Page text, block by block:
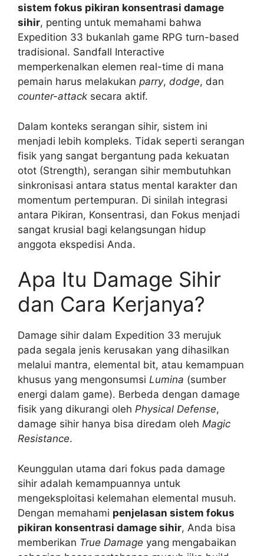
sistem fokus pikiran konsentrasi damage
sihir, penting untuk memahami bahwa
Expedition 33 bukanlah game RPG turn-based
tradisional. Sandfall Interactive
memperkenalkan elemen real-time di mana
pemain harus melakukan parry, dodge, dan
counter-attack secara aktif.
Dalam konteks serangan sihir, sistem ini
menjadi lebih kompleks. Tidak seperti serangan
fisik yang sangat bergantung pada kekuatan
otot (Strength), serangan sihir membutuhkan
sinkronisasi antara status mental karakter dan
momentum pertempuran. Di sinilah integrasi
antara Pikiran, Konsentrasi, dan Fokus menjadi
sangat krusial bagi kelangsungan hidup
anggota ekspedisi Anda.
Apa Itu Damage Sihir
dan Cara Kerjanya?
Damage sihir dalam Expedition 33 merujuk
pada segala jenis kerusakan yang dihasilkan
melalui mantra, elemental bit, atau kemampuan
khusus yang mengonsumsi Lumina (sumber
energi dalam game). Berbeda dengan damage
fisik yang dikurangi oleh Physical Defense,
damage sihir hanya bisa diredam oleh Magic
Resistance.
Keunggulan utama dari fokus pada damage
sihir adalah kemampuannya untuk
mengeksploitasi kelemahan elemental musuh.
Dengan memahami penjelasan sistem fokus
pikiran konsentrasi damage sihir, Anda bisa
memberikan True Damage yang mengabaikan